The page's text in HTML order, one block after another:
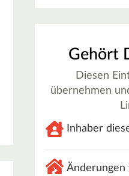
Gehört
Diesen
übernehmen
Inhaber
Änderungen